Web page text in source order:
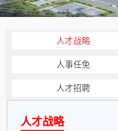
人才战略
人事任免
人才招聘
人才战略